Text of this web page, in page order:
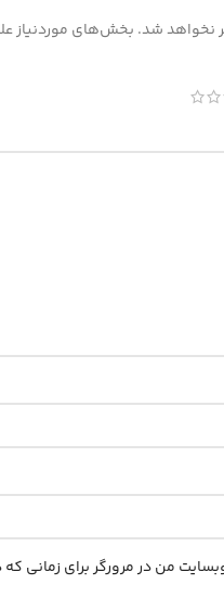
نخواهد شد. بخش‌های موردنیاز
من در مرورگر برای زمانی که